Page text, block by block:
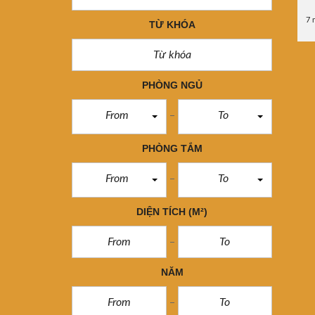
TỪ KHÓA
PHÒNG NGỦ
From To
PHÒNG TẮM
From To
DIỆN TÍCH (M²)
NĂM
7